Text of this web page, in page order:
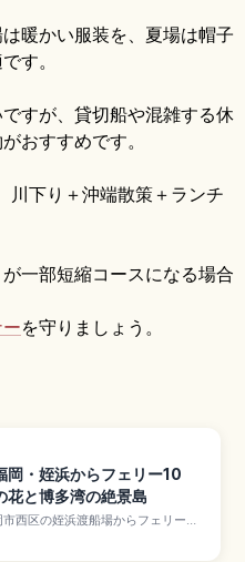
暖かい服装を、夏場は帽子
す。
すが、貸切船や混雑する休
おすすめです。
川下り＋沖端散策＋ランチ
一部短縮コースになる場合
を守りましょう。
岡・姪浜からフェリー10
花と博多湾の絶景島
西区の姪浜渡船場からフェリーで
12kmの離島で、博多湾に浮かぶ
気。のこのしまアイランドパーク